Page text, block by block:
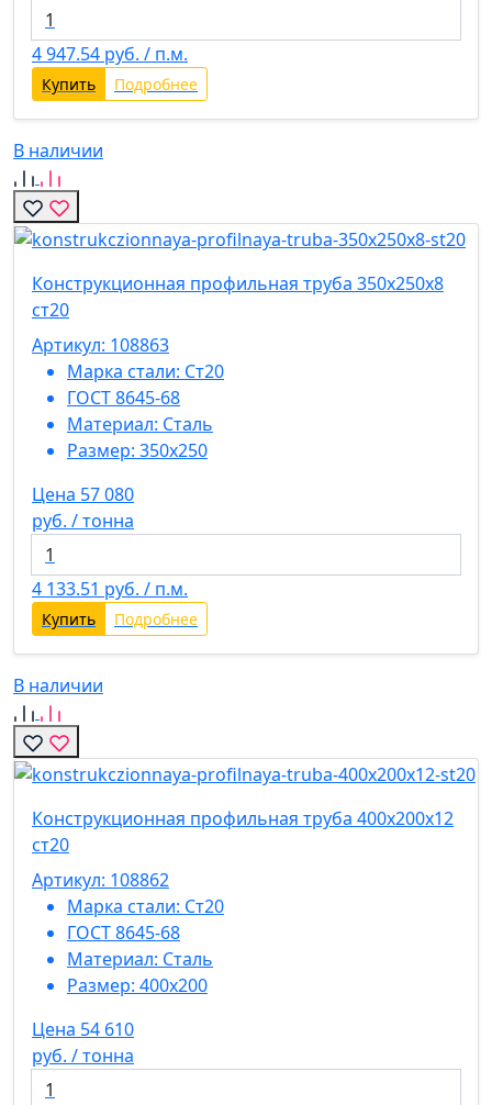
4 947.54 руб. / п.м.
Купить Подробнее
В наличии
Конструкционная профильная труба 350х250х8
ст20
Артикул: 108863
Марка стали: Ст20
ГОСТ 8645-68
Материал: Сталь
Размер: 350х250
Цена 57 080
руб. / тонна
4 133.51 руб. / п.м.
Купить Подробнее
В наличии
Конструкционная профильная труба 400х200х12
ст20
Артикул: 108862
Марка стали: Ст20
ГОСТ 8645-68
Материал: Сталь
Размер: 400х200
Цена 54 610
руб. / тонна